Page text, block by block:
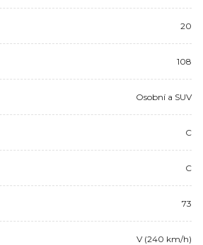
20
108
Osobní a SUV
C
C
73
V (240 km/h)